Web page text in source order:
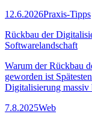
12.6.2026Praxis-Tipps
Rückbau der
Softwarelandschaft
Warum der Rückbau
geworden ist
Digitalisierung massiv
7.8.2025Web